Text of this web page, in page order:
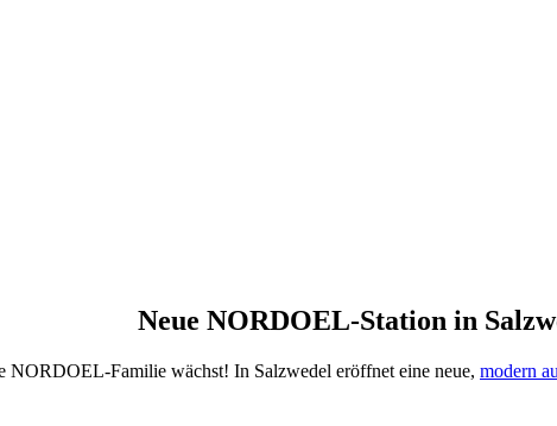
Neue NORDOEL-Station in
NORDOEL-Familie wächst! In Salzwedel eröffnet eine neue, modern